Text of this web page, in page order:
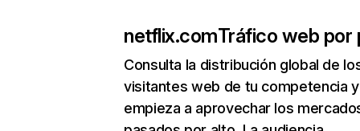
netflix.comTráfico web por
Consulta la distribución global de
visitantes web de tu competencia y
empieza a aprovechar los